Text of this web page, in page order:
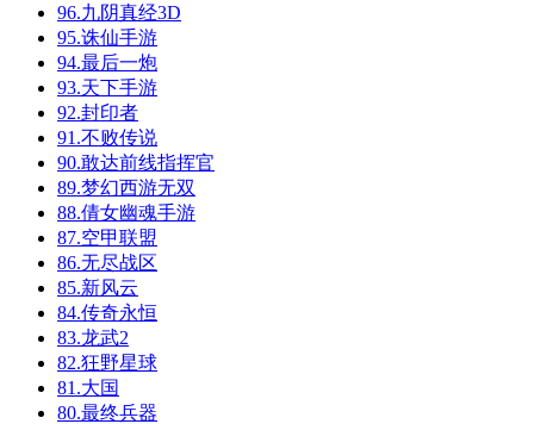
96.九阴真经3D
95.诛仙手游
94.最后一炮
93.天下手游
92.封印者
91.不败传说
90.敢达前线指挥官
89.梦幻西游无双
88.倩女幽魂手游
87.空甲联盟
86.无尽战区
85.新风云
84.传奇永恒
83.龙武2
82.狂野星球
81.大国
80.最终兵器